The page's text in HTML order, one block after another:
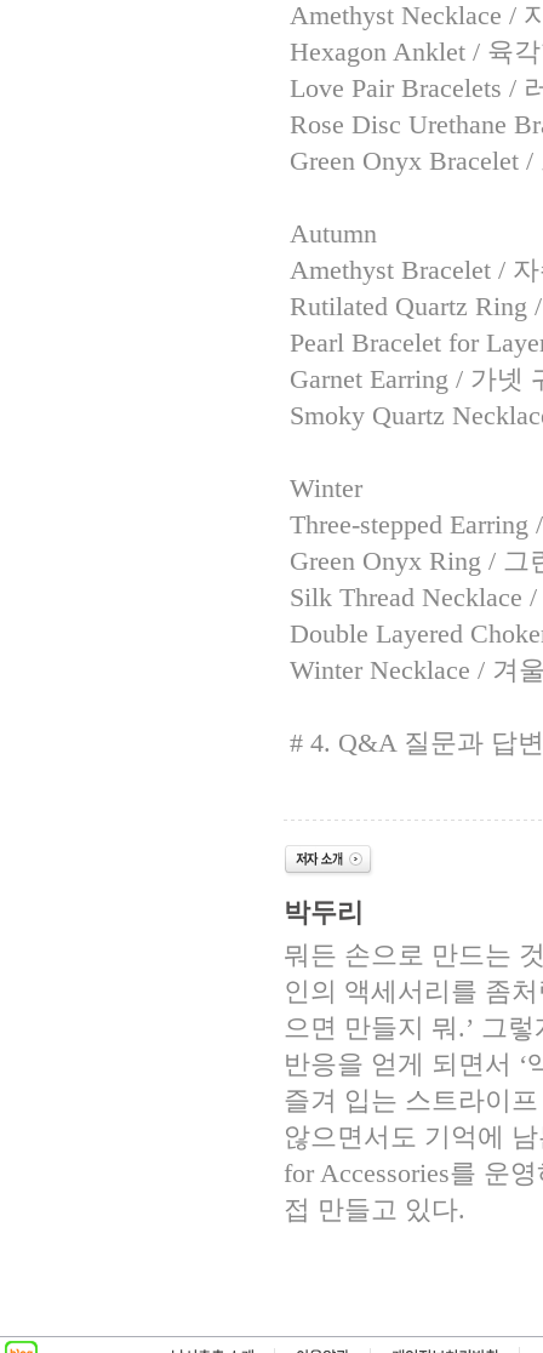
Amethyst Necklace /
Hexagon Anklet / 육
Love Pair Bracelets /
Rose Disc Urethane
Green Onyx Bracelet
Autumn
Amethyst Bracelet /
Rutilated Quartz
Pearl Bracelet for
Garnet Earring / 가넷
Smoky Quartz
Winter
Three-stepped
Green Onyx Ring /
Silk Thread Necklace
Double Layered
Winter Necklace / 겨
# 4. Q&A 질문과 답변
박두리
뭐든 손으로 만드는
인의 액세서리를 좀
으면 만들지 뭐.’ 그
반응을 얻게 되면서 ‘
즐겨 입는 스트라이
않으면서도 기억에
for Accessories를 운
접 만들고 있다.